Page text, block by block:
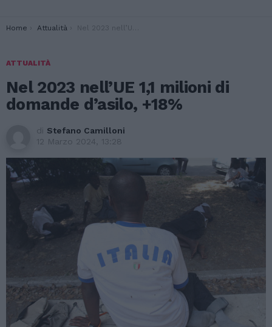
You are here:
Home Attualità Nel 2023 nell’UE 1,1 milioni di domande d’asilo, +18%
ATTUALITÀ
Nel 2023 nell’UE 1,1 milioni di
domande d’asilo, +18%
di Stefano Camilloni
12 Marzo 2024, 13:28